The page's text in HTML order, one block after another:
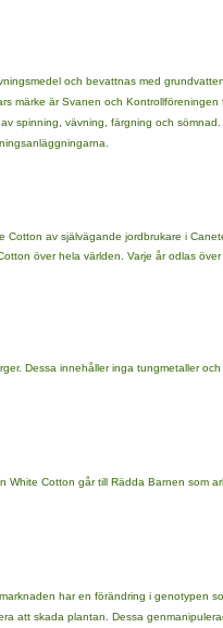
och bevattnas med
märke är Svanen och Kontrollföreningen
spinning, vävning, färgning och
av självägande jordbrukare i
över hela världen. Varje år odlas
Dessa innehåller inga tungmetaller
Cotton går till Rädda Barnen som
har en förändring i genotypen
att skada plantan. Dessa